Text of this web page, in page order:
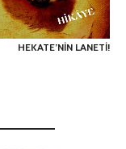
HEKATE’NİN LANETİ!